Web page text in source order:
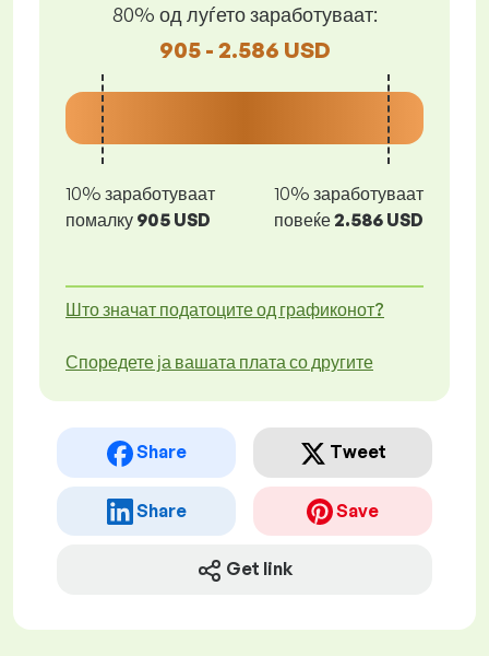
80% од луѓето заработуваат:
905 - 2.586 USD
10% заработуваат
помалку 905 USD
10% заработуваат
повеќе2.586 USD
Што значат податоците од графиконот?
Споредете ја вашата плата со другите
Share Tweet
Share Save
Get link